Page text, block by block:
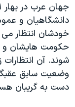
دانشگاهیان و
خودشان انتظار
حکومت هایشان و
شوند. آن
وضعیت سابق
دست به گریبان